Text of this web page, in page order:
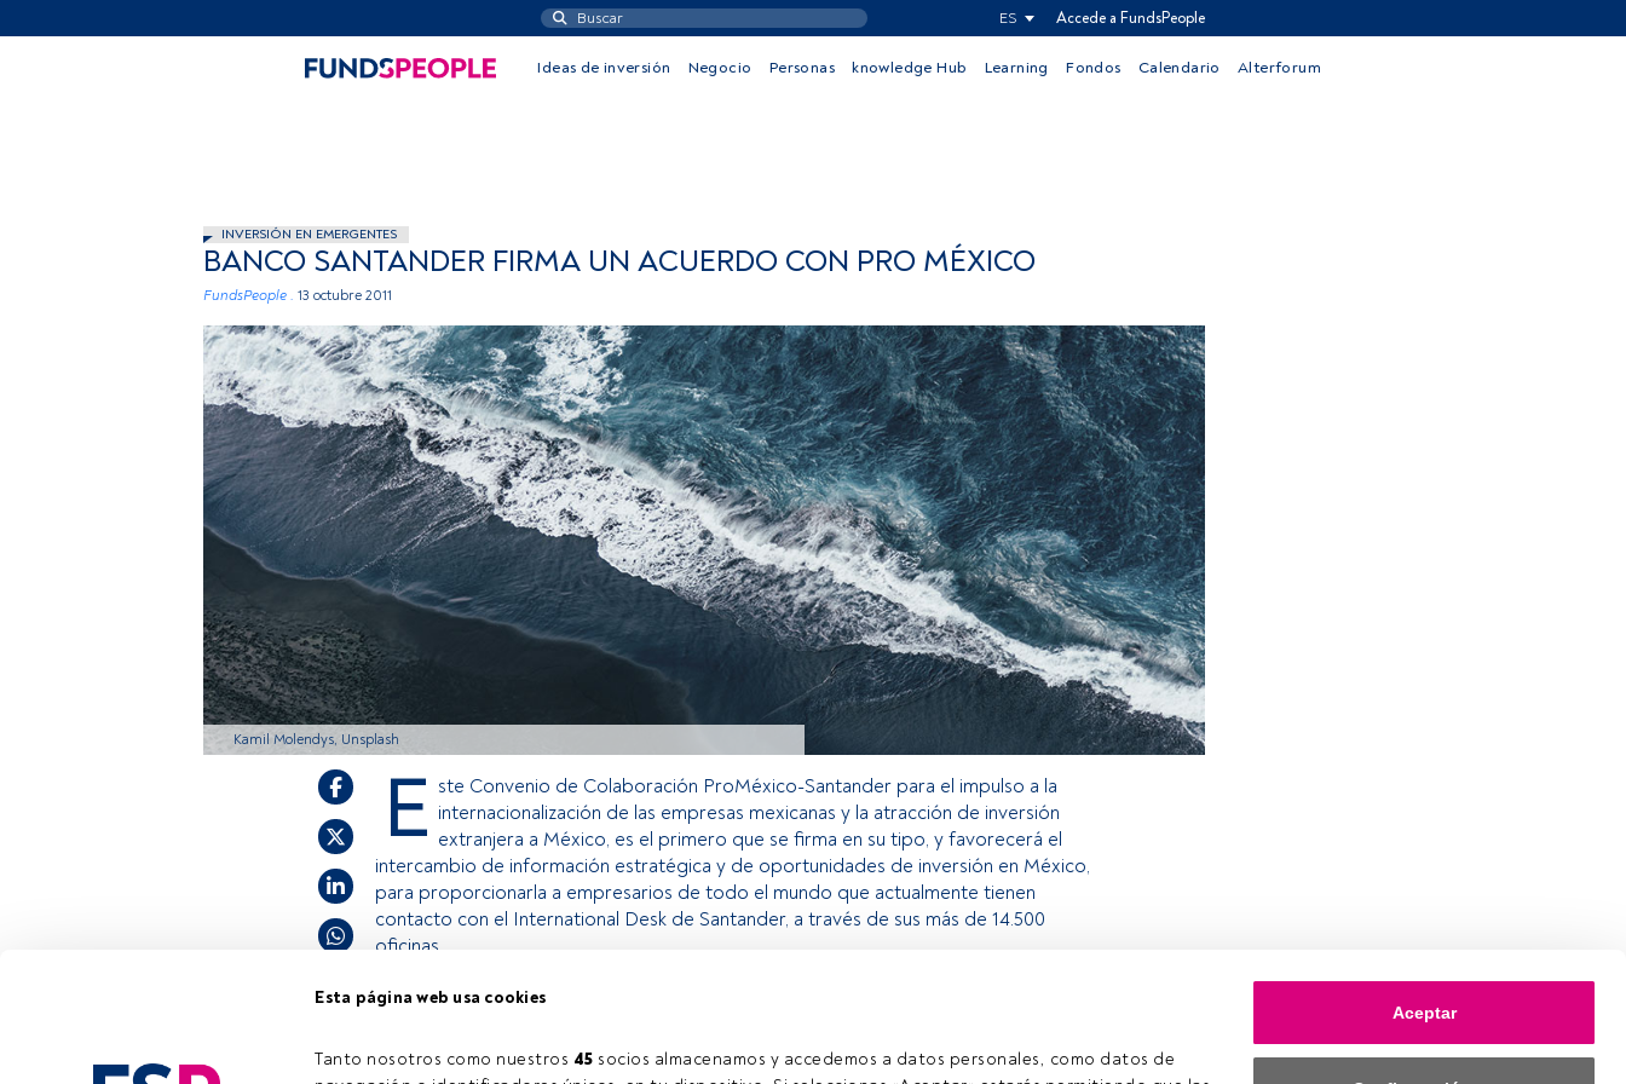
Esta página web usa cookies
Tanto nosotros como nuestros 45 socios almacenamos y accedemos a datos personales, como datos de
Aceptar
ES Accede a FundsPeople
Ideas de inversión Negocio Personas knowledge Hub Learning Fondos Calendario Alterforum
INVERSIÓN EN EMERGENTES
BANCO SANTANDER FIRMA UN ACUERDO CON PRO MÉXICO
FundsPeople . 13 octubre 2011
Kamil Molendys, Unsplash
Tiempo lectura:
E ste Convenio de Colaboración ProMéxico-Santander para el impulso a la
internacionalización de las empresas mexicanas y la atracción de inversión
extranjera a México, es el primero que se firma en su tipo, y favorecerá el
intercambio de información estratégica y de oportunidades de inversión en México,
para proporcionarla a empresarios de todo el mundo que actualmente tienen
contacto con el International Desk de Santander, a través de sus más de 14.500
oficinas.
estás registrado, accede desde el botón Login. Si aún no tienes cuenta, te